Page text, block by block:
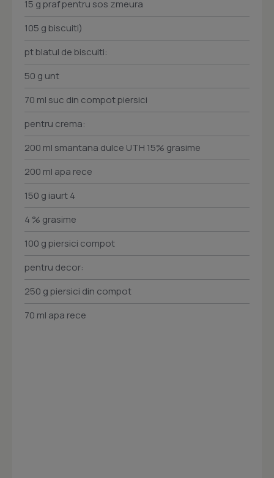
15 g praf pentru sos zmeura
105 g biscuiti)
pt blatul de biscuiti:
50 g unt
70 ml suc din compot piersici
pentru crema:
200 ml smantana dulce UTH 15% grasime
200 ml apa rece
150 g iaurt 4
4 % grasime
100 g piersici compot
pentru decor:
250 g piersici din compot
70 ml apa rece